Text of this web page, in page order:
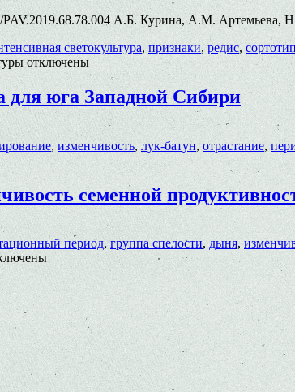
PAV.2019.68.78.004 А.Б. Курина, А.М. Артемьева,
светокультура, признаки,редис,
отключены
для юга Западной Сибири
,изменчивость, лук-батун, отрастание,
семенной
период,группа спелости, дыня,